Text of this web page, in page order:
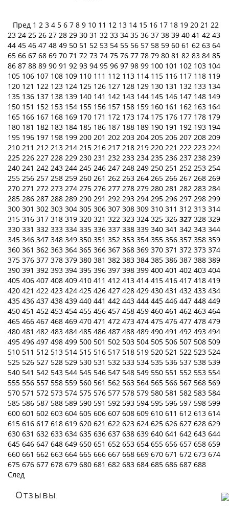
Пред 1 2 3 4 5 6 7 8 9 10 11 12 13 14 15 16 17 18 19 20 21 22
23 24 25 26 27 28 29 30 31 32 33 34 35 36 37 38 39 40 41 42 43
44 45 46 47 48 49 50 51 52 53 54 55 56 57 58 59 60 61 62 63 64
65 66 67 68 69 70 71 72 73 74 75 76 77 78 79 80 81 82 83 84 85
86 87 88 89 90 91 92 93 94 95 96 97 98 99 100 101 102 103 104
105 106 107 108 109 110 111 112 113 114 115 116 117 118 119
120 121 122 123 124 125 126 127 128 129 130 131 132 133 134
135 136 137 138 139 140 141 142 143 144 145 146 147 148 149
150 151 152 153 154 155 156 157 158 159 160 161 162 163 164
165 166 167 168 169 170 171 172 173 174 175 176 177 178 179
180 181 182 183 184 185 186 187 188 189 190 191 192 193 194
195 196 197 198 199 200 201 202 203 204 205 206 207 208 209
210 211 212 213 214 215 216 217 218 219 220 221 222 223 224
225 226 227 228 229 230 231 232 233 234 235 236 237 238 239
240 241 242 243 244 245 246 247 248 249 250 251 252 253 254
255 256 257 258 259 260 261 262 263 264 265 266 267 268 269
270 271 272 273 274 275 276 277 278 279 280 281 282 283 284
285 286 287 288 289 290 291 292 293 294 295 296 297 298 299
300 301 302 303 304 305 306 307 308 309 310 311 312 313 314
315 316 317 318 319 320 321 322 323 324 325 326 327 328 329
330 331 332 333 334 335 336 337 338 339 340 341 342 343 344
345 346 347 348 349 350 351 352 353 354 355 356 357 358 359
360 361 362 363 364 365 366 367 368 369 370 371 372 373 374
375 376 377 378 379 380 381 382 383 384 385 386 387 388 389
390 391 392 393 394 395 396 397 398 399 400 401 402 403 404
405 406 407 408 409 410 411 412 413 414 415 416 417 418 419
420 421 422 423 424 425 426 427 428 429 430 431 432 433 434
435 436 437 438 439 440 441 442 443 444 445 446 447 448 449
450 451 452 453 454 455 456 457 458 459 460 461 462 463 464
465 466 467 468 469 470 471 472 473 474 475 476 477 478 479
480 481 482 483 484 485 486 487 488 489 490 491 492 493 494
495 496 497 498 499 500 501 502 503 504 505 506 507 508 509
510 511 512 513 514 515 516 517 518 519 520 521 522 523 524
525 526 527 528 529 530 531 532 533 534 535 536 537 538 539
540 541 542 543 544 545 546 547 548 549 550 551 552 553 554
555 556 557 558 559 560 561 562 563 564 565 566 567 568 569
570 571 572 573 574 575 576 577 578 579 580 581 582 583 584
585 586 587 588 589 590 591 592 593 594 595 596 597 598 599
600 601 602 603 604 605 606 607 608 609 610 611 612 613 614
615 616 617 618 619 620 621 622 623 624 625 626 627 628 629
630 631 632 633 634 635 636 637 638 639 640 641 642 643 644
645 646 647 648 649 650 651 652 653 654 655 656 657 658 659
660 661 662 663 664 665 666 667 668 669 670 671 672 673 674
675 676 677 678 679 680 681 682 683 684 685 686 687 688
След
Отзывы